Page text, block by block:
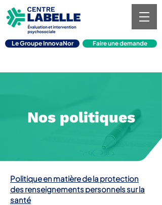
Le Groupe InnovaNor Faire une demande
Nos politiques
Politique en matière de la protection
des renseignements personnels sur la
santé